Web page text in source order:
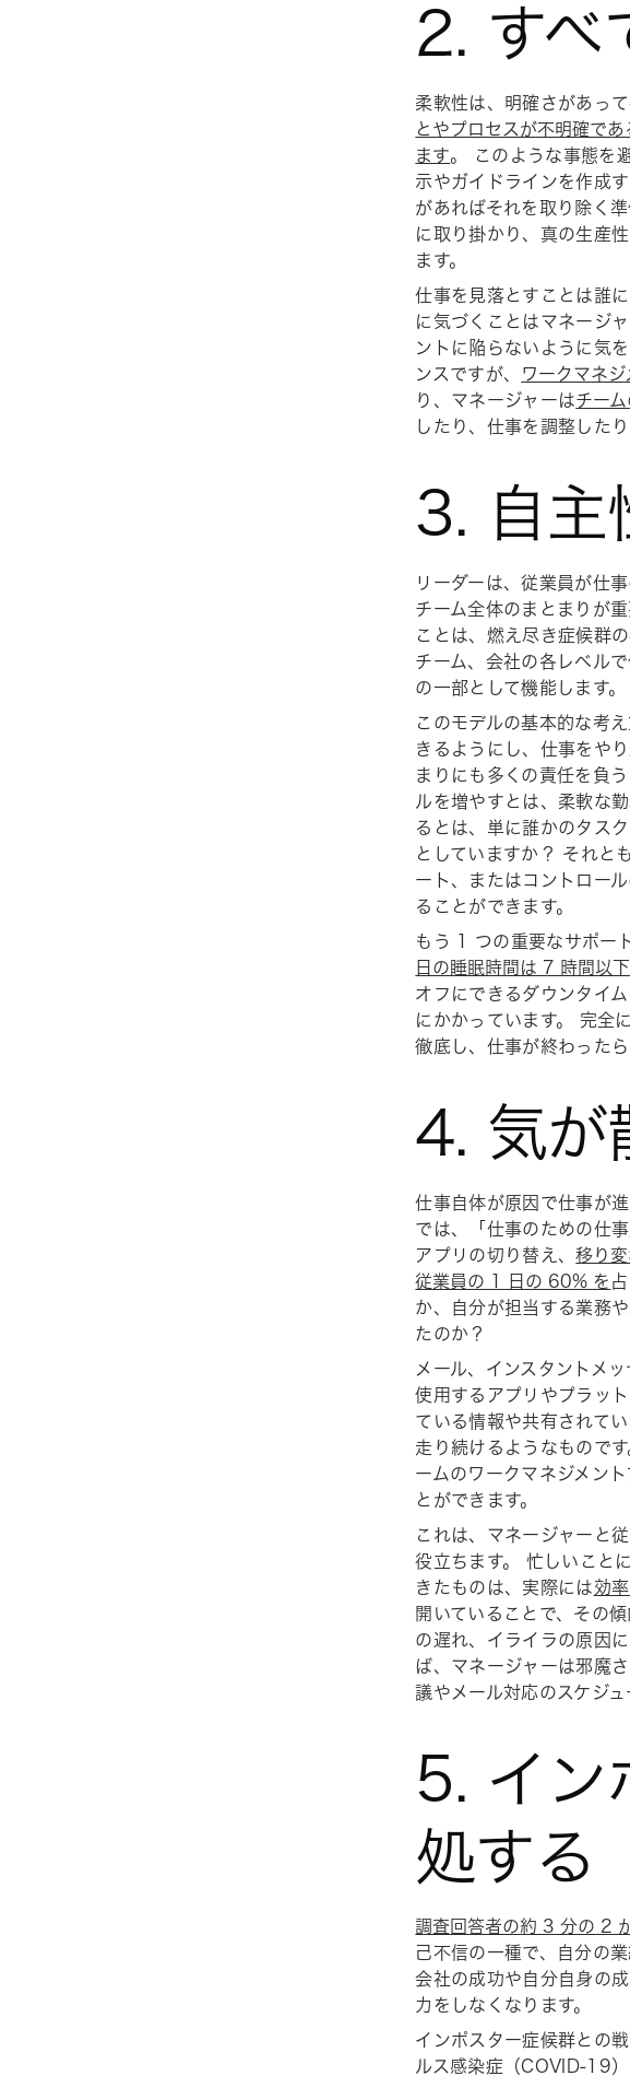
2. すべ
柔軟性は、明確さがあっ
とやプロセスが不明確で
ます。 このような事態を
示やガイドラインを作成
があればそれを取り除く
に取り掛かり、真の生産
ます。
仕事を見落とすことは誰
に気づくことはマネージ
ントに陥らないように気
ンスですが、
ワークマネジ
り、マネージャーはチー
したり、仕事を調整したり
3. 自主
リーダーは、従業員が仕
チーム全体のまとまりが
ことは、燃え尽き症候群
チーム、会社の各レベル
の一部として機能します。
このモデルの基本的な考
きるようにし、仕事をや
まりにも多くの責任を負
ルを増やすとは、柔軟な
るとは、単に誰かのタス
としていますか？ それと
ート、またはコントロー
ることができます。
もう 1 つの重要なサポー
日の睡眠時間は 7 時間以下
オフにできるダウンタイ
にかかっています。 完全
徹底し、仕事が終わった
4. 気が
仕事自体が原因で仕事が
では、「仕事のための仕
アプリの切り替え、移り
従業員の 1 日の 60% を
か、自分が担当する業務
たのか？
メール、インスタントメ
使用するアプリやプラッ
ている情報や共有されて
走り続けるようなものです
ームのワークマネジメン
とができます。
これは、マネージャーと
役立ちます。 忙しいこと
きたものは、実際には効
開いていることで、その
の遅れ、イライラの原因
ば、マネージャーは邪魔
議やメール対応のスケジュ
5. イン
処する
調査回答者の約 3 分の 2
己不信の一種で、自分の
会社の成功や自分自身の
力をしなくなります。
インポスター症候群との
ルス感染症（COVID-19